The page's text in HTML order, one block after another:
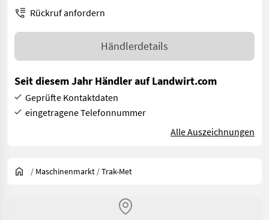
Rückruf anfordern
Händlerdetails
Seit diesem Jahr Händler auf Landwirt.com
Geprüfte Kontaktdaten
eingetragene Telefonnummer
Alle Auszeichnungen
/ Maschinenmarkt /Trak-Met